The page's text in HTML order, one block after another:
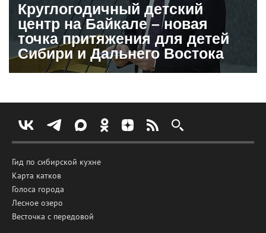
Круглогодичный детский
центр на Байкале – новая
точка притяжения для детей
Сибири и Дальнего Востока
Гид по сибирской кухне
Карта катков
Голоса города
Лесное озеро
Весточка с передовой